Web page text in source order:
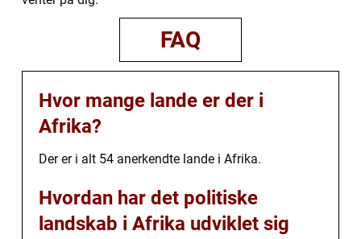
FAQ
Hvor mange lande er der i
Afrika?
Der er i alt 54 anerkendte lande i Afrika.
Hvordan har det politiske
landskab i Afrika udviklet sig